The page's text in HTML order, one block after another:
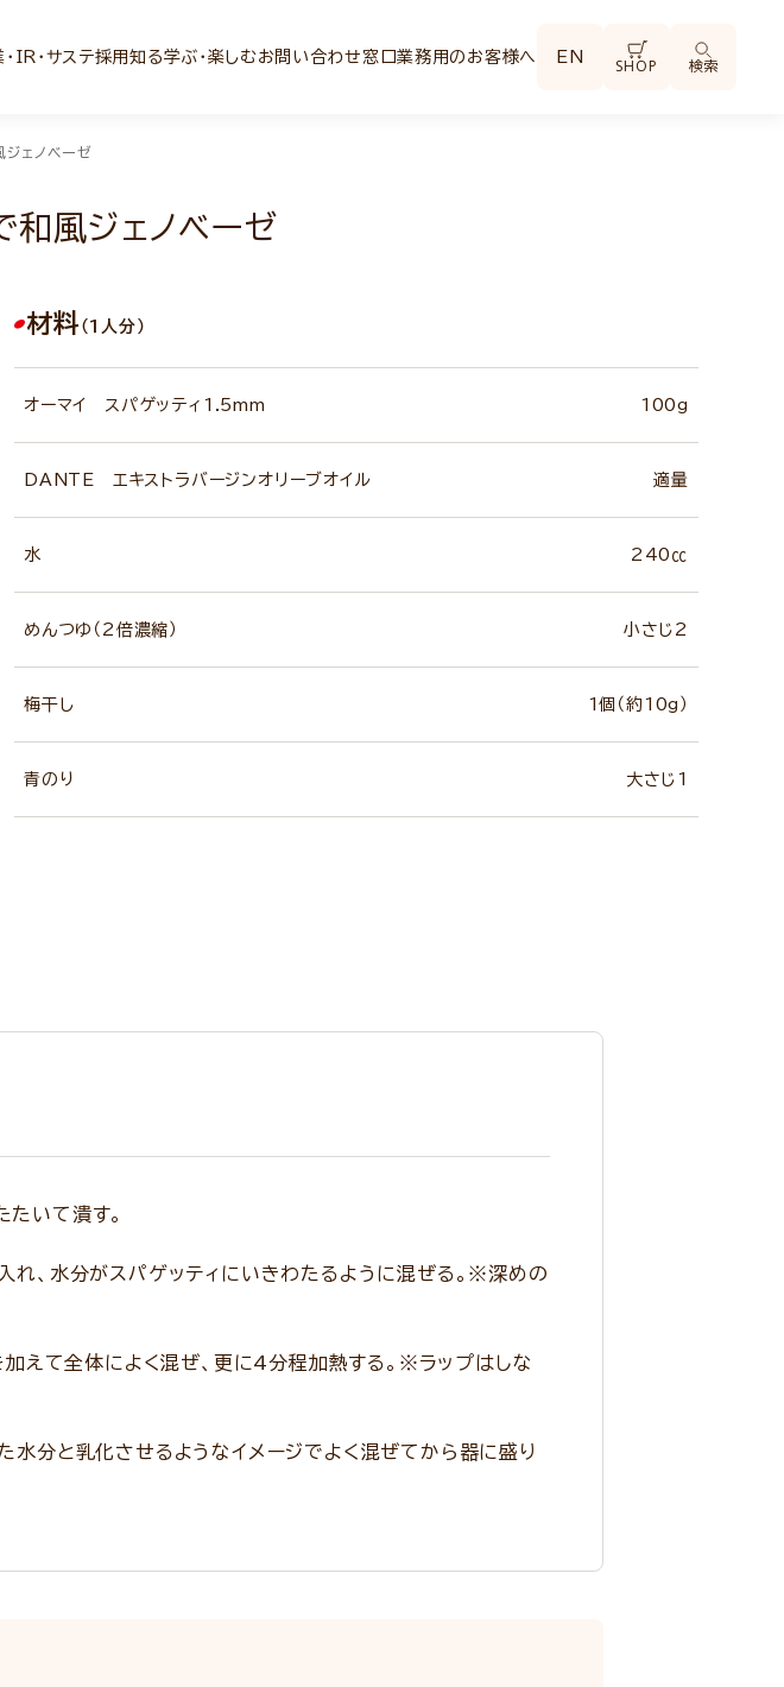
IR・サステ採用知る学ぶ・楽しむお問い合わせ窓口業務用のお客様へ EN SHOP 検索
ジェノベーゼ
和風ジェノベーゼ
材料 （1人分）
オーマイ スパゲッティ1.5mm 100g
DANTE エキストラバージンオリーブオイル 適量
水 240㏄
めんつゆ（2倍濃縮） 小さじ2
梅干し 1個（約10g）
青のり 大さじ1
いて潰す。
、水分がスパゲッティにいきわたるように混ぜる。※深めの
えて全体によく混ぜ、更に4分程加熱する。※ラップはしな
水分と乳化させるようなイメージでよく混ぜてから器に盛り